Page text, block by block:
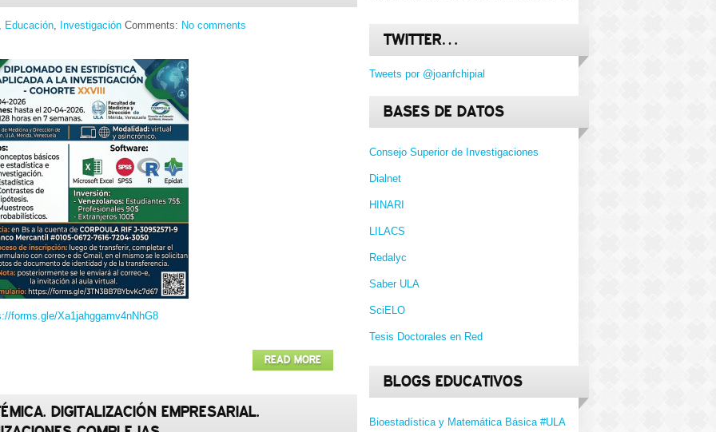
TWITTER…
Tweets por @joanfchipial
BASES DE DATOS
Consejo Superior de Investigaciones
Dialnet
HINARI
LILACS
Redalyc
Saber ULA
SciELO
Tesis Doctorales en Red
BLOGS EDUCATIVOS
Bioestadística y Matemática Básica #ULA
Educación, Investigación Comments: No comments
forms.gle/Xa1jahggamv4nNhG8
READ MORE
DIGITALIZACIÓN EMPRESARIAL.